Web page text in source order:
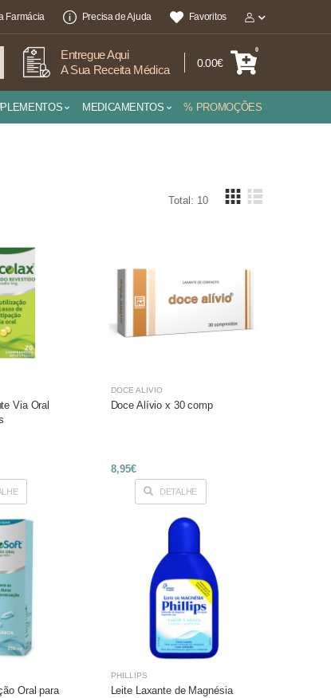
Farmácia Precisa de Ajuda Favoritos
Entregue Aqui
A Sua Receita Médica
0.00€
0
MEDICAMENTOS % PROMOÇÕES
Total: 10
Via Oral
DOCE ALÍVIO
Doce Alívio x 30 comp
8,95€
DETALHE
Oral para
PHILLIPS
Leite Laxante de Magnésia